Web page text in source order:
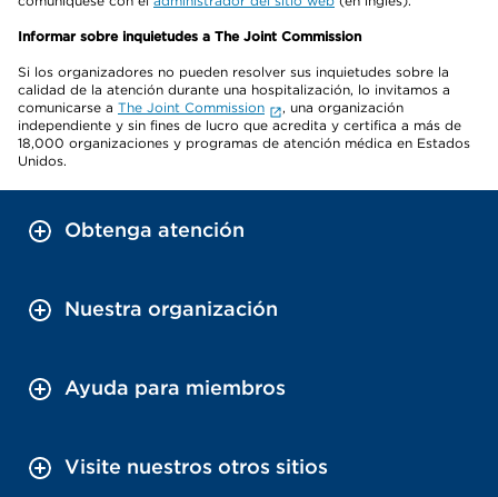
Informar sobre inquietudes a The Joint Commission
Si los organizadores no pueden resolver sus inquietudes sobre la
calidad de la atención durante una hospitalización, lo invitamos a
comunicarse a The Joint Commission
, una organización
independiente y sin fines de lucro que acredita y certifica a más de
18,000 organizaciones y programas de atención médica en Estados
Unidos.
Obtenga atención
Nuestra organización
Ayuda para miembros
Visite nuestros otros sitios